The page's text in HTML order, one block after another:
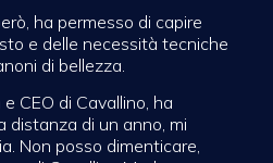
ha permesso di capire
e delle necessità tecniche
di bellezza.
CEO di Cavallino, ha
distanza di un anno, mi
Non posso dimenticare,